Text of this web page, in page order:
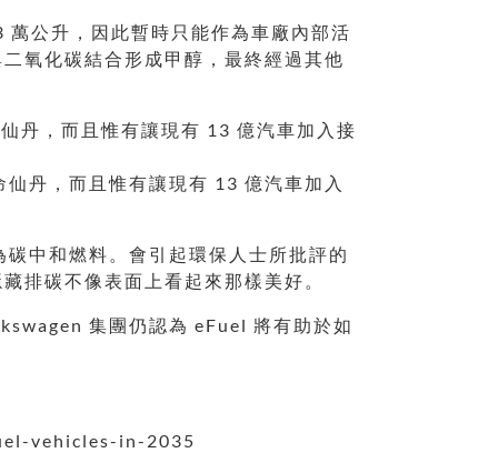
公升，因此暫時只能作為車廠內部活
氧化碳結合形成甲醇，最終經過其他
丹，而且惟有讓現有 13 億汽車加入
中和燃料。會引起環保人士所批評的
排碳不像表面上看起來那樣美好。
集團仍認為 eFuel 將有助於如
vehicles-in-2035